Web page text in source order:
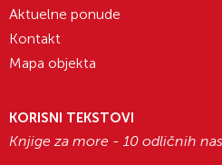
Aktuelne ponude
Kontakt
Mapa objekta
KORISNI TEKSTOVI
Knjige za more - 10 odličnih